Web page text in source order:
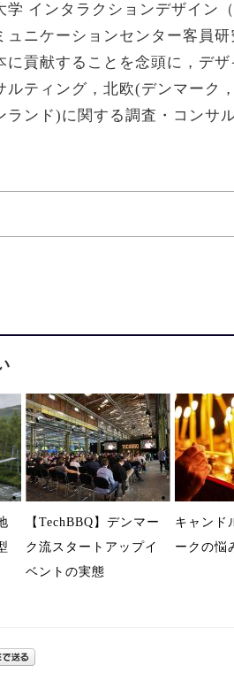
学 インタラクションデザイン
ュニケーションセンター客員
に貢献することを念頭に，デ
ルティング，北欧(デンマーク
ランド)に関する調査・コンサ
【TechBBQ】デンマー
ク流スタートアップイ
ベントの実態
キャンド
ークの悩